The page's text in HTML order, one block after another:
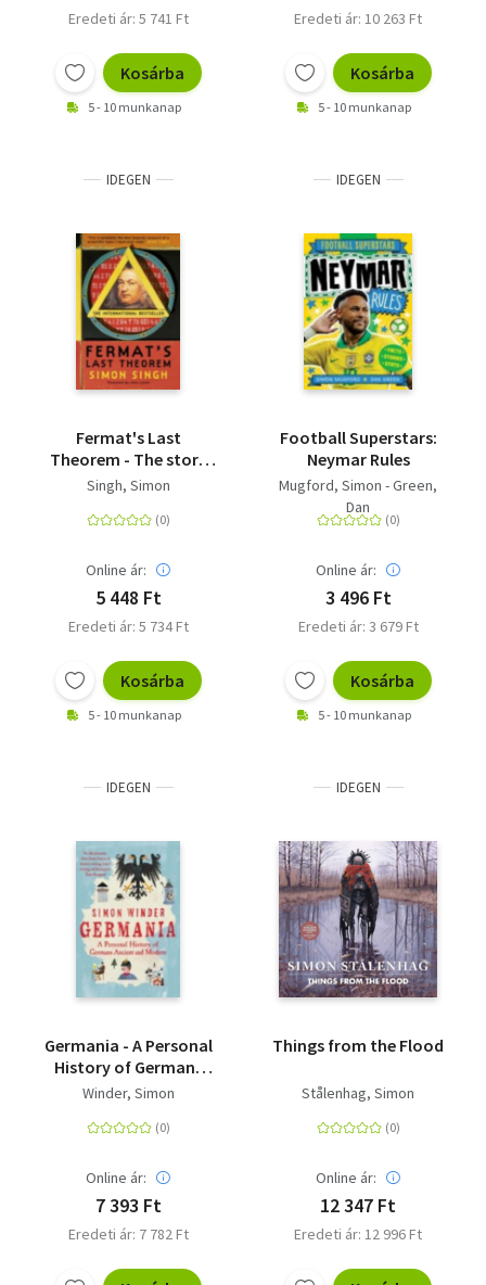
Eredeti ár: 5 741 Ft
Kosárba
5 - 10 munkanap
Eredeti ár: 10 263 Ft
Kosárba
5 - 10 munkanap
IDEGEN
Fermat's Last
Theorem - The story
of a riddle that
world's greatest
Singh, Simon
Online ár:
5 448 Ft
Eredeti ár: 5 734 Ft
Kosárba
5 - 10 munkanap
IDEGEN
Football Superstars:
Neymar Rules
Mugford, Simon - Green,
Dan
Online ár:
3 496 Ft
Eredeti ár: 3 679 Ft
Kosárba
5 - 10 munkanap
IDEGEN
Germania - A Personal
History of Germans
Ancient and Modern
Winder, Simon
Online ár:
7 393 Ft
Eredeti ár: 7 782 Ft
IDEGEN
Things from the Flood
Stålenhag, Simon
Online ár:
12 347 Ft
Eredeti ár: 12 996 Ft